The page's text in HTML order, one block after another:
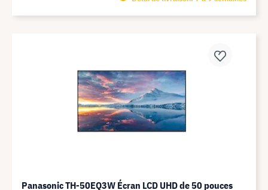
Panasonic TH-50EQ3W Écran LCD UHD de 50 pouces